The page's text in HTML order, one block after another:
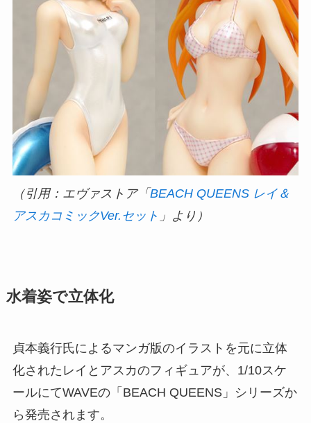
（引用：エヴァストア「BEACH QUEENS レイ＆
アスカコミックVer.セット 」より）
水着姿で立体化
貞本義行氏によるマンガ版のイラストを元に立体
化されたレイとアスカのフィギュアが、1/10スケ
ールにてWAVEの「BEACH QUEENS」シリーズか
ら発売されます。